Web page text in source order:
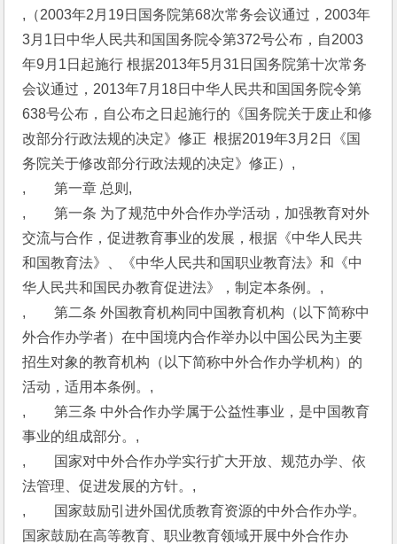
,（2003年2月19日国务院第68次常务会议通过，2003年
3月1日中华人民共和国国务院令第372号公布，自2003
年9月1日起施行 根据2013年5月31日国务院第十次常务
会议通过，2013年7月18日中华人民共和国国务院令第
638号公布，自公布之日起施行的《国务院关于废止和修
改部分行政法规的决定》修正  根据2019年3月2日《国
务院关于修改部分行政法规的决定》修正）,
,　　第一章 总则,
,　　第一条 为了规范中外合作办学活动，加强教育对外
交流与合作，促进教育事业的发展，根据《中华人民共
和国教育法》、《中华人民共和国职业教育法》和《中
华人民共和国民办教育促进法》，制定本条例。,
,　　第二条 外国教育机构同中国教育机构（以下简称中
外合作办学者）在中国境内合作举办以中国公民为主要
招生对象的教育机构（以下简称中外合作办学机构）的
活动，适用本条例。,
,　　第三条 中外合作办学属于公益性事业，是中国教育
事业的组成部分。,
,　　国家对中外合作办学实行扩大开放、规范办学、依
法管理、促进发展的方针。,
,　　国家鼓励引进外国优质教育资源的中外合作办学。
国家鼓励在高等教育、职业教育领域开展中外合作办